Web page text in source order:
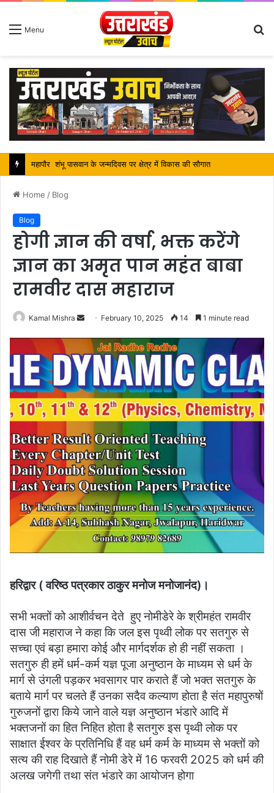
Menu
महापौर शंभू पासवान के जन्मदिवस पर क्षेत्र में विकास की सौगात
Home / Blog
Blog
होगी ज्ञान की वर्षा, भक्त करेंगे
ज्ञान का अमृत पान महंत बाबा
रामवीर दास महाराज
Kamal Mishra
Send
email
February 10, 2025 14 1 minute read
हरिद्वार ( वरिष्ठ पत्रकार ठाकुर मनोज मनोजानंद)।
सभी भक्तों को आशीर्वचन देते हुए नोमीडेरे के श्रीमहंत रामवीर
दास जी महाराज ने कहा कि जल इस पृथ्वी लोक पर सतगुरु से
सच्चा एवं बड़ा हमारा कोई और मार्गदर्शक हो ही नहीं सकता ।
सतगुरु ही हमें धर्म-कर्म यज्ञ पूजा अनुष्ठान के माध्यम से धर्म के
मार्ग से उंगली पड़कर भवसागर पार कराते हैं जो भक्त सतगुरु के
बताये मार्ग पर चलते हैं उनका सदैव कल्याण होता है संत महापुरुषों
गुरुजनों द्वारा किये जाने वाले यज्ञ अनुष्ठान भंडारे आदि में
भक्तजनों का हित निहित होता है सतगुरु इस पृथ्वी लोक पर
साक्षात ईश्वर के प्रतिनिधि हैं वह धर्म कर्म के माध्यम से भक्तों को
सत्य की राह दिखाते हैं नोमी डेरे में 16 फरवरी 2025 को धर्म की
अलख जगेगी तथा संत भंडारे का आयोजन होगा